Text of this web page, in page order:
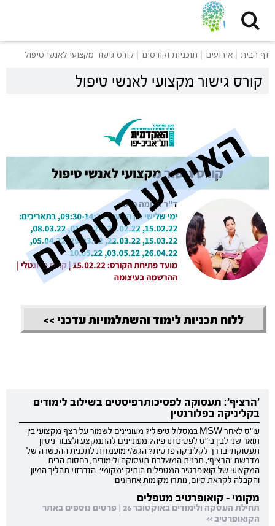
דף הבית אירועים תוכניות וקורסים קורס גישור מקצועי לאנשי טיפול
קורס גישור מקצועי לאנשי טיפול
ללוח תכניות לימוד והשתלמויות עדכני >>
'הרציף': תעסוקה לפסיכותרפיסטים בשילוב לימודים
בקליניקה בפלורנטין
עו"ס לאחר MSW במסלול טיפולי? מעוניינים לשמור על רצף מקצועי בין
תואר שני לבין בי"ס לפסיכותרפיה? מעוניינים להתמקצע ולצבור ניסיון
תעסוקתי בדרך לקליניקה פרטית? הגש/י מועמדות לתכנית ההכשרה של
מדרשת 'הרציף', תכנית המשלבת תעסוקה ולימודים, בחסות הבית
המקצועי של קואופרטיב המטפלים הותיק 'מקומי'. הזדרזו! תהליך המיון
והקבלה לקראת סיום, נותרו מקומות אחרונים
מקומי - קואופרטיב מטפלים
תחילת העסקה ולימודים באוקטובר 26 | פרטים נוספים באתר
הקואופרטיב >>